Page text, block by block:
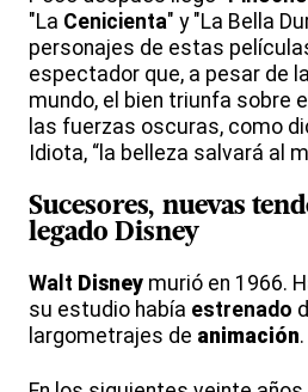
"La Cenicienta" y "La Bella
personajes de estas
espectador que, a pesar de
mundo, el bien triunfa sobre
las fuerzas oscuras, como
Idiota, “la belleza salvará al
Sucesores, nuevas
legado Disney
Walt Disney murió en 1966.
su estudio había estrenado
largometrajes de animación.